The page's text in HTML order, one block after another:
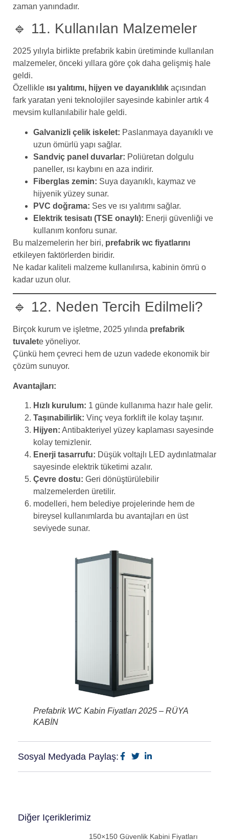
zaman yanındadır.
🔹 11. Kullanılan Malzemeler
2025 yılıyla birlikte prefabrik kabin üretiminde kullanılan
malzemeler, önceki yıllara göre çok daha gelişmiş hale
geldi.
Özellikle ısı yalıtımı, hijyen ve dayanıklılık açısından
fark yaratan yeni teknolojiler sayesinde kabinler artık 4
mevsim kullanılabilir hale geldi.
Galvanizli çelik iskelet: Paslanmaya dayanıklı ve
uzun ömürlü yapı sağlar.
Sandviç panel duvarlar: Poliüretan dolgulu
paneller, ısı kaybını en aza indirir.
Fiberglas zemin: Suya dayanıklı, kaymaz ve
hijyenik yüzey sunar.
PVC doğrama: Ses ve ısı yalıtımı sağlar.
Elektrik tesisatı (TSE onaylı): Enerji güvenliği ve
kullanım konforu sunar.
Bu malzemelerin her biri, prefabrik wc fiyatlarını
etkileyen faktörlerden biridir.
Ne kadar kaliteli malzeme kullanılırsa, kabinin ömrü o
kadar uzun olur.
🔹 12. Neden Tercih Edilmeli?
Birçok kurum ve işletme, 2025 yılında prefabrik
tuvalete yöneliyor.
Çünkü hem çevreci hem de uzun vadede ekonomik bir
çözüm sunuyor.
Avantajları:
Hızlı kurulum: 1 günde kullanıma hazır hale gelir.
Taşınabilirlik: Vinç veya forklift ile kolay taşınır.
Hijyen: Antibakteriyel yüzey kaplaması sayesinde
kolay temizlenir.
Enerji tasarrufu: Düşük voltajlı LED aydınlatmalar
sayesinde elektrik tüketimi azalır.
Çevre dostu: Geri dönüştürülebilir
malzemelerden üretilir.
modelleri, hem belediye projelerinde hem de
bireysel kullanımlarda bu avantajları en üst
seviyede sunar.
Prefabrik WC Kabin Fiyatları 2025 – RÜYA
KABİN
Sosyal Medyada Paylaş:
Diğer Içeriklerimiz
150×150 Güvenlik Kabini Fiyatları